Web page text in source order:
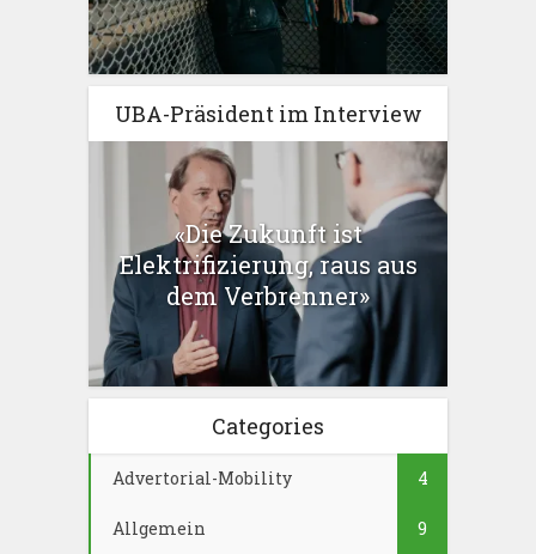
UBA-Präsident im Interview
«Die Zukunft ist
Elektrifizierung, raus aus
dem Verbrenner»
Categories
Advertorial-Mobility 4
Allgemein 9